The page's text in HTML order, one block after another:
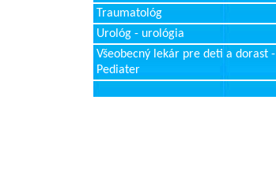
Traumatológ
Urológ - urológia
Všeobecný lekár pre deti a dorast -
Pediater